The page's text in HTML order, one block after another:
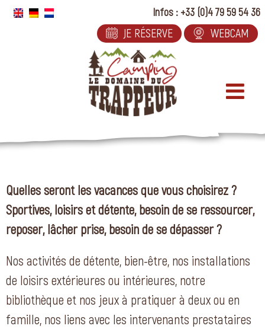
Passer
Infos : +33 (0)4 79 59 54 36
JE RÉSERVE WEBCAM
Quelles seront les vacances que vous choisirez ?
Sportives, loisirs et détente, besoin de se ressourcer,
reposer, lâcher prise, besoin de se dépasser ?
Nos activités de détente, bien-être, nos installations
de loisirs extérieures ou intérieures, notre
bibliothèque et nos jeux à pratiquer à deux ou en
famille, nos liens avec les intervenants prestataires